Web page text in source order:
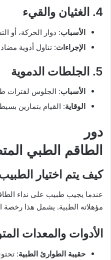
4. الغثيان والقيء
الأسباب: دوار الحركة، أو
الإجراءات: تناول أدوية
5. الجلطات الدموية
الأسباب: الجلوس لفترات
الوقاية: القيام بتمارين
دور
الطاقم الطبي
كيف يتم اختيار
عندما يجيب طبيب على نداء
مؤهلاته الطبية. يشمل هذا رخصة
الأدوات والمعدات
حقيبة الطوارئ الطبية: